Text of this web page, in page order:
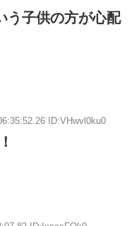
う子供の方が心配
ID:VHwvl0ku0